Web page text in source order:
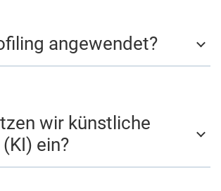
angewendet?
wir künstliche
ein?